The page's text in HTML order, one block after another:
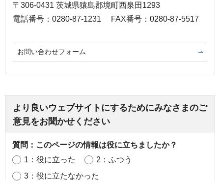
〒306-0431 茨城県猿島郡境町西泉田1293
電話番号：0280-87-1231
FAX番号：0280-87-5517
お問い合わせフォーム
より良いウェブサイトにするためにみなさまのご
意見をお聞かせください
質問：このページの情報は役に立ちましたか？
1：役に立った
2：ふつう
3：役に立たなかった